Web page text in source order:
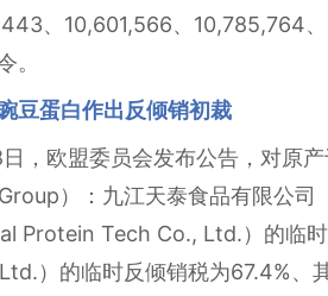
、10,601,566、10,785,764
。
豆蛋白作出反倾销初裁
，欧盟委员会发布公告，对原
）：九江天泰食品有限公
Protein Tech Co., Ltd.）的临
）的临时反倾销税为67.4%、